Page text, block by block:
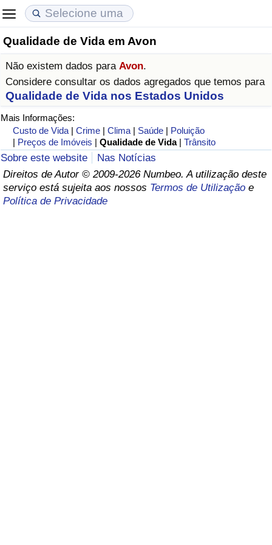
Qualidade de Vida em Avon
Não existem dados para Avon.
Considere consultar os dados agregados que temos para
Qualidade de Vida nos Estados Unidos
Mais Informações:
Custo de Vida |Crime |Clima | Saúde | Poluição
| Preços de Imóveis |Qualidade de Vida |Trânsito
Sobre este website
Nas Notícias
Direitos de Autor © 2009-2026 Numbeo. A utilização deste
serviço está sujeita aos nossos Termos de Utilização e
Política de Privacidade
Custo de Vida
Indicador de Custo de Vida (Atual)
Indicador de Custo de Vida
Indicador de Custo de Vida Por País
em Aqaba
Preços de Imóveis
Indicador de Preços de Imóveis (Atual)
Indicador de Preços de Imóveis
Indicador de Preços de Imóveis por País
Qualidade de Vida
Indicador de Qualidade de Vida
Indicador de Qualidade de Vida (Atual)
Índice de qualidade de vida por país
Crime
Taxa do Indicador de Crime (Atual)